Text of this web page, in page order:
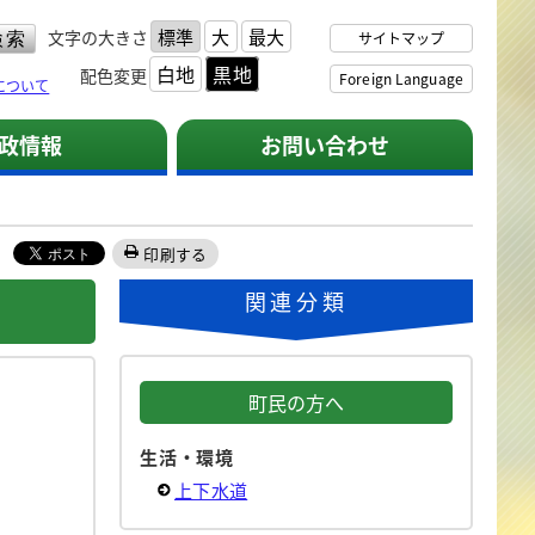
文字の大きさ 標準 大 最大
配色変更 白地 黒地
サイトマップ
Foreign Language
ついて
情報 お問い合わせ
印刷する
関連分類
町民の方へ
生活・環境
上下水道